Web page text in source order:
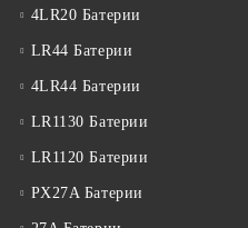
4LR20 Батерии
LR44 Батерии
4LR44 Батерии
LR1130 Батерии
LR1120 Батерии
PX27A Батерии